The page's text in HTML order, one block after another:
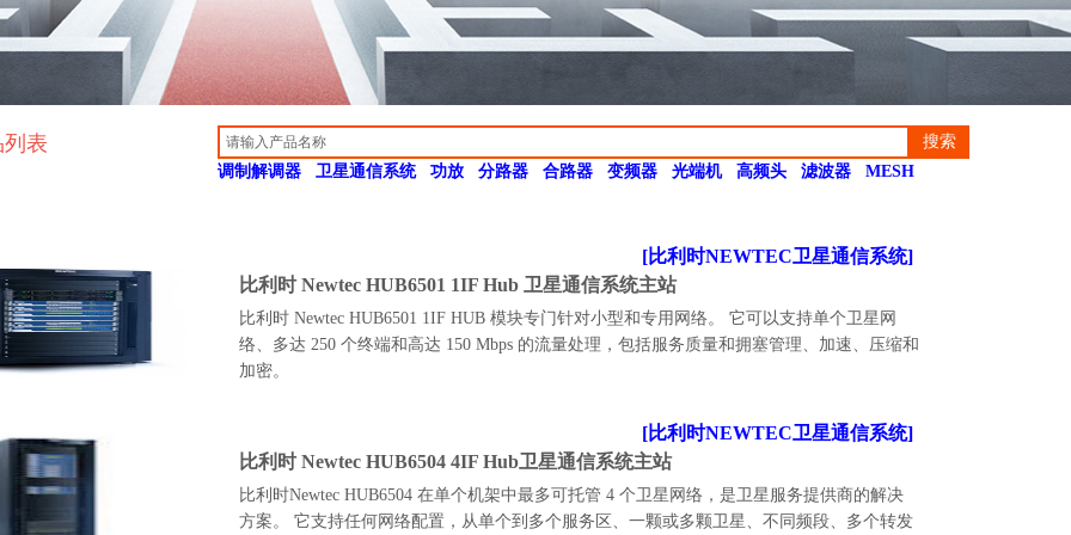
搜索
调制解调器
卫星通信系统 功放 分路器 合路器 变频器 光端机 高频头 滤波器 MESH
表
[比利时NEWTEC卫星通信系统]
比利时 Newtec HUB6501 1IF Hub 卫星通信系统主站
比利时 Newtec HUB6501 1IF HUB 模块专门针对小型和专用网络。 它可以支持单个卫星网
络、多达 250 个终端和高达 150 Mbps 的流量处理，包括服务质量和拥塞管理、加速、压缩和
加密。
[比利时NEWTEC卫星通信系统]
比利时 Newtec HUB6504 4IF Hub卫星通信系统主站
比利时Newtec HUB6504 在单个机架中最多可托管 4 个卫星网络，是卫星服务提供商的解决
方案。 它支持任何网络配置，从单个到多个服务区、一颗或多颗卫星、不同频段、多个转发